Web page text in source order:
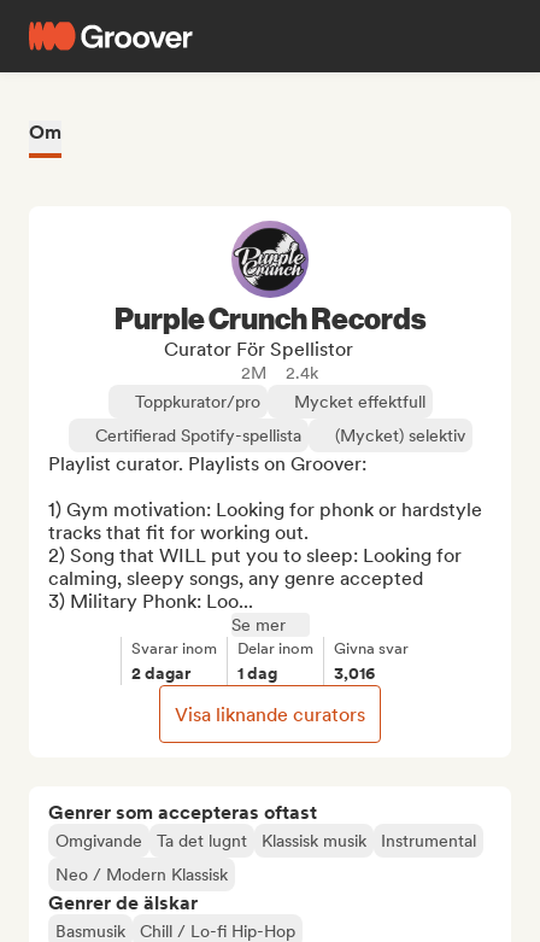
Om
Genrer som accepteras oftast
Omgivande Ta det lugnt Klassisk musik
Instrumental
Neo / Modern Klassisk
Genrer de älskar
Basmusik
Chill / Lo-fi Hip-Hop
Purple Crunch Records
Curator För Spellistor
2M
2.4k
Toppkurator/pro
Mycket effektfull
Certifierad Spotify-spellista
(Mycket) selektiv
Playlist curator. Playlists on Groover:
1) Gym motivation: Looking for phonk or hardstyle
tracks that fit for working out.
2) Song that WILL put you to sleep: Looking for
calming, sleepy songs, any genre accepted
3) Military Phonk: Loo...
Se mer
Svarar inom
2 dagar
Delar inom
1 dag
Givna svar
3,016
Visa liknande curators